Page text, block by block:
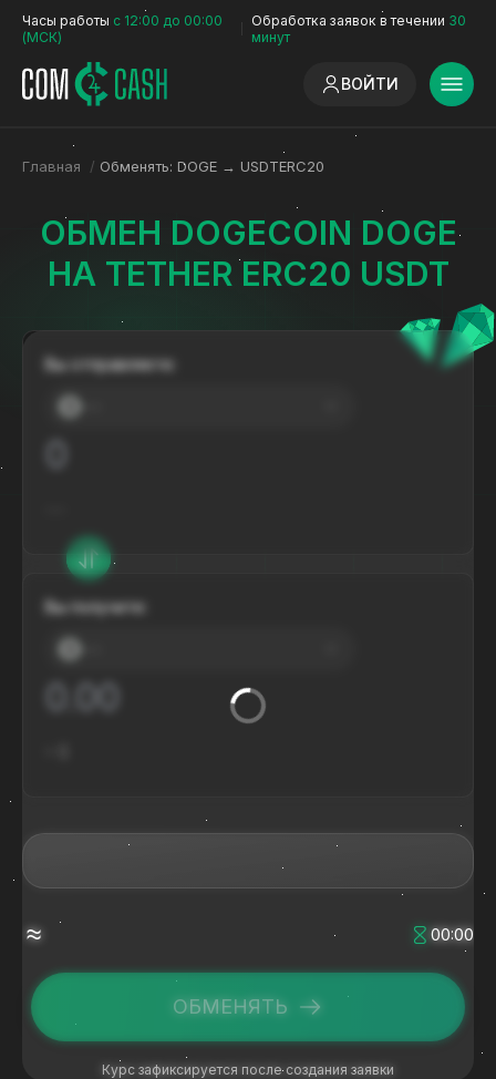
Часы работы с 12:00 до 00:00
(МСК)
Обработка заявок в течении 30
минут
ВОЙТИ
Главная / Обменять: DOGE → USDTERC20
ОБМЕН DOGECOIN DOGE
НА TETHER ERC20 USDT
Вы отправляете:
Вы получите:
≈ 00:00
ОБМЕНЯТЬ
Курс зафиксируется после создания заявки